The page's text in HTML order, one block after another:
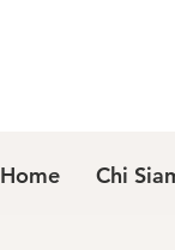
Home Chi